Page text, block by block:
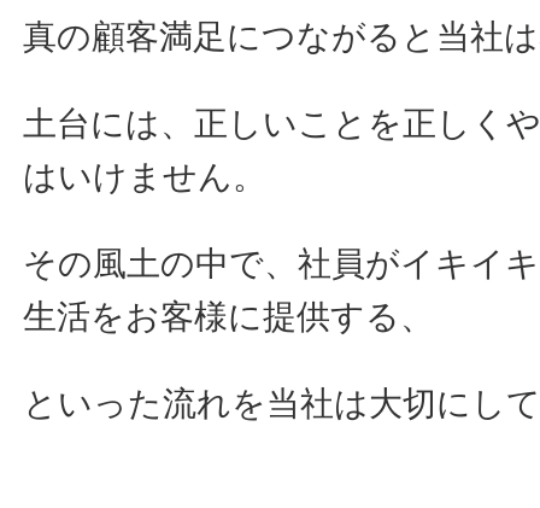
真の顧客満足につながると当社
土台には、正しいことを正しく
はいけません。
その風土の中で、社員がイキイ
生活をお客様に提供する、
といった流れを当社は大切にし